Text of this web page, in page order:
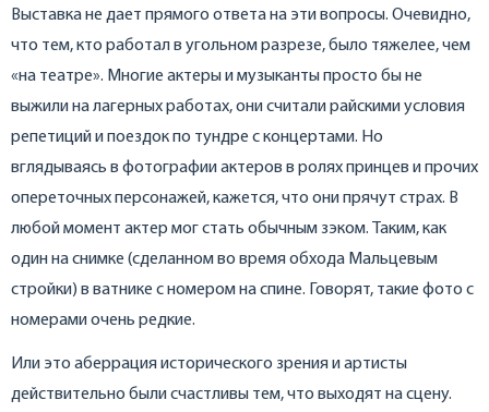
Выставка не дает прямого ответа на эти вопросы. Очевидно,
что тем, кто работал в угольном разрезе, было тяжелее, чем
«на театре». Многие актеры и музыканты просто бы не
выжили на лагерных работах, они считали райскими условия
репетиций и поездок по тундре с концертами. Но
вглядываясь в фотографии актеров в ролях принцев и прочих
опереточных персонажей, кажется, что они прячут страх. В
любой момент актер мог стать обычным зэком. Таким, как
один на снимке (сделанном во время обхода Мальцевым
стройки) в ватнике с номером на спине. Говорят, такие фото с
номерами очень редкие.
Или это аберрация исторического зрения и артисты
действительно были счастливы тем, что выходят на сцену.